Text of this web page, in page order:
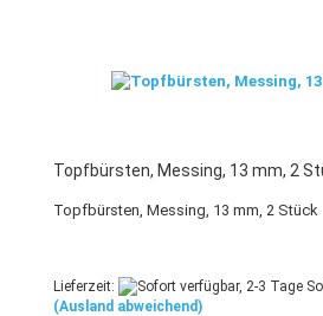
Topfbürsten, Messing, 13 mm, 2
Topfbürsten, Messing, 13 mm, 2 Stück
Lieferzeit:
(Ausland abweichend)